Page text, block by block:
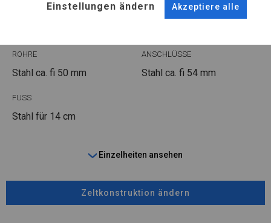
WINTER
ROHRE
Stahl ca. fi 50 mm
ANSCHLÜSSE
Stahl ca. fi 54 mm
FUSS
Stahl für 14 cm
Einzelheiten ansehen
Zeltkonstruktion ändern
Einstellungen ändern Akzeptiere alle